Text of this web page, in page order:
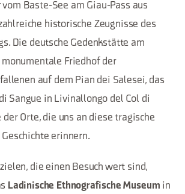
Baste-See am Giau-Pass aus
historische Zeugnisse des
Die deutsche Gedenkstätte am
monumentale Friedhof der
auf dem Pian dei Salesei, das
Sangue in Livinallongo del Col di
der Orte, die uns an diese tragische
erinnern.
die einen Besuch wert sind,
Ladinische Ethnografische Museum in